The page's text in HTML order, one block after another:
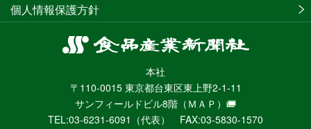
食
産
業
新
本社
〒110-0015 東京都台東区東上野2-1-11
サンフィールドビル8階 （ＭＡＰ）
TEL:03-6231-6091（代表） FAX:03-5830-1570
個人情報保護方針